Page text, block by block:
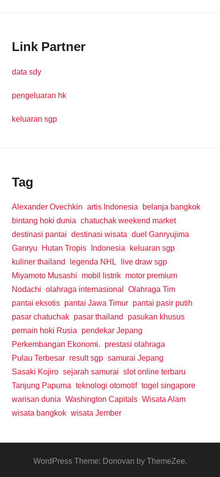
Link Partner
data sdy
pengeluaran hk
keluaran sgp
Tag
Alexander Ovechkin artis Indonesia
belanja bangkok
bintang hoki dunia chatuchak weekend market
destinasi pantai destinasi wisata duel Ganryujima
Ganryu
Hutan Tropis Indonesia
keluaran sgp
kuliner thailand
legenda NHL
live draw sgp
Miyamoto Musashi
mobil listrik motor premium
Nodachi olahraga internasional
Olahraga Tim
pantai eksotis pantai Jawa Timur pantai pasir putih
pasar chatuchak pasar thailand
pasukan khusus
pemain hoki Rusia pendekar Jepang
Perkembangan Ekonomi.
prestasi olahraga
Pulau Terbesar result sgp samurai Jepang
Sasaki Kojiro sejarah samurai slot online terbaru
Tanjung Papuma teknologi otomotif togel singapore
warisan dunia Washington Capitals Wisata Alam
wisata bangkok wisata Jember
WordPress Theme: Donovan by ThemeZee.